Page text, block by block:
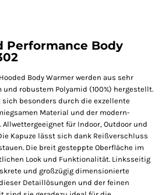
Performance Body
Body Warmer werden aus sehr
robustem Polyamid (100%) hergestellt.
sich besonders durch die exzellente
Material und der modern-
Allwettergeeignet für Indoor, Outdoor und
Kapuze lässt sich dank Reißverschluss
Die breit gesteppte Oberfläche im
Look und Funktionalität. Linksseitig
und großzügig dimensionierte
Detaillösungen und der feinen